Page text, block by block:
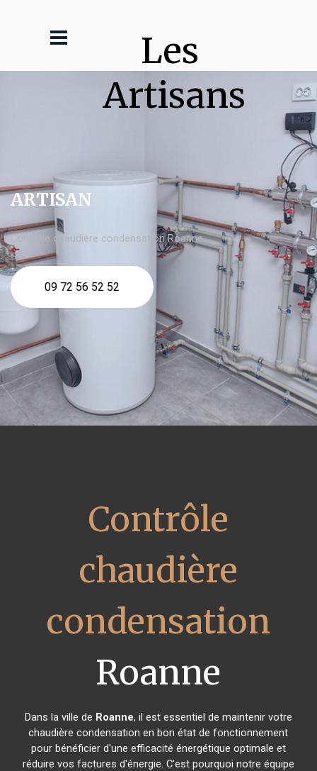
Les
Artisans
ARTISAN
Contrôle chaudière condensation Roanne
09 72 56 52 52
Contrôle
chaudière
condensation
Roanne
Dans la ville de Roanne, il est essentiel de maintenir votre
chaudière condensation en bon état de fonctionnement
pour bénéficier d'une efficacité énergétique optimale et
réduire vos factures d'énergie. C'est pourquoi notre équipe